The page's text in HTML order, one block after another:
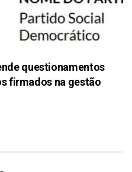
questionamentos
firmados na gestão